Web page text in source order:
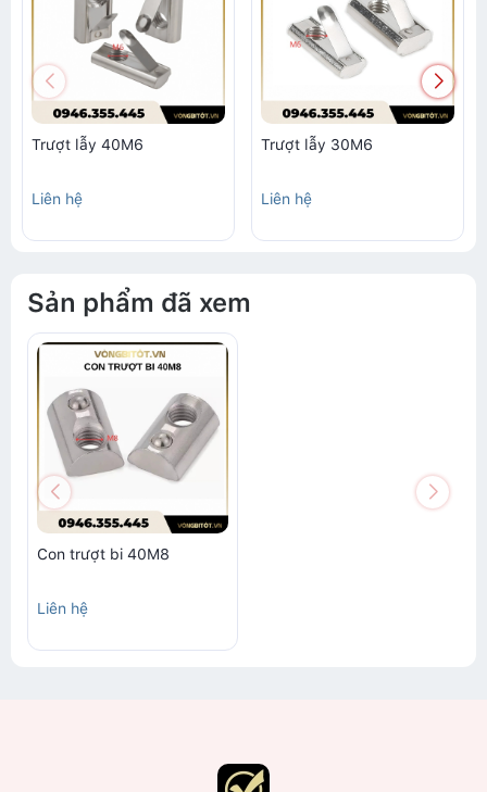
Trượt lẫy 40M6
Liên hệ
Trượt lẫy 30M6
Liên hệ
Sản phẩm đã xem
Con trượt bi 40M8
Liên hệ